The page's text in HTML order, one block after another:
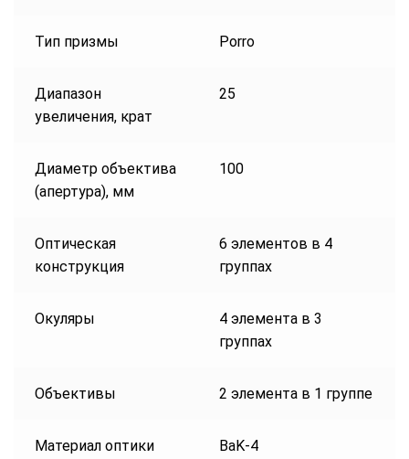
Тип призмы Porro
Диапазон
увеличения, крат
25
Диаметр объектива
(апертура), мм
100
Оптическая
конструкция
6 элементов в 4
группах
Окуляры
4 элемента в 3
группах
Объективы 2 элемента в 1 группе
Материал оптики BaK-4